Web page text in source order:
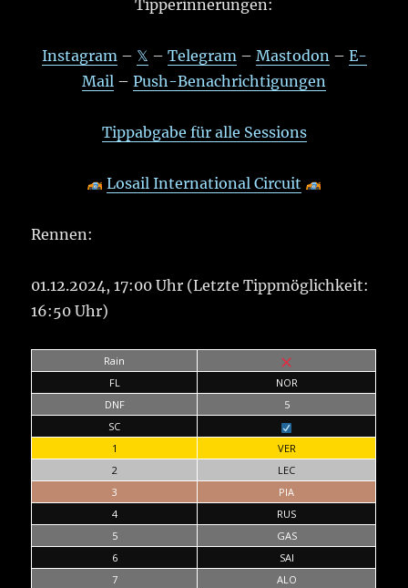
Tipperinnerungen:
Instagram– 𝕏 – Telegram– Mastodon– E-
Mail – Push-Benachrichtigungen
Tippabgabe für alle Sessions
Losail International Circuit
Rennen:
01.12.2024, 17:00 Uhr (Letzte Tippmöglichkeit:
16:50 Uhr)
Rain
FL
NOR
DNF
5
SC
1
VER
2
LEC
3
PIA
4
RUS
5
GAS
6
SAI
7
ALO